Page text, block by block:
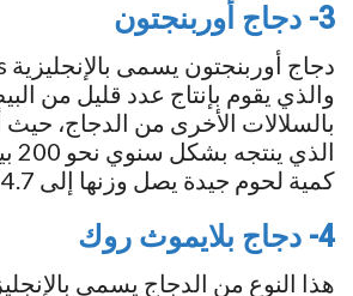
3- دجاج أوربنجتون
والذي يقوم بإنتاج عدد قليل من
بالسلالات الأخرى من الدجاج،
كمية لحوم جيدة يصل وزنها إلى 4.7 كيلو غرام.
4- دجاج بلايموث روك